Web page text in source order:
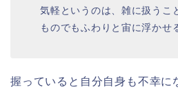
気軽というのは、雑に扱うこ
ものでもふわりと宙に浮かせ
握っていると自分自身も不幸に